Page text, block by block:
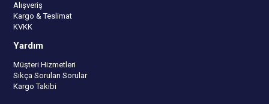
Alışveriş
Kargo & Teslimat
KVKK
Yardım
Müşteri Hizmetleri
Sıkça Sorulan Sorular
Kargo Takibi